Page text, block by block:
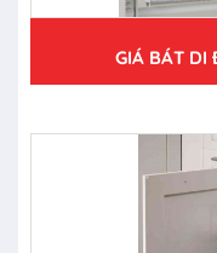
GIÁ BÁT DI